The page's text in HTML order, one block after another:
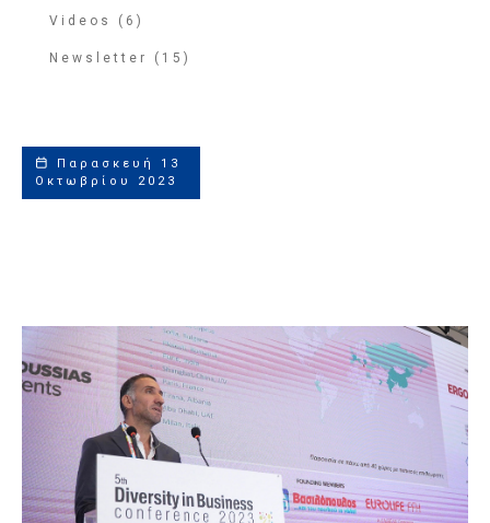
Videos (6)
Newsletter (15)
Παρασκευή 13
Οκτωβρίου 2023